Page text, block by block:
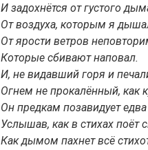
И задохнётся от густого
От воздуха, которым я
От ярости ветров
Которые сбивают наповал.
И, не видавший горя и
Огнем не прокалённый, как
Он предкам позавидует едва
Услышав, как в стихах поёт
Как дымом пахнет всё